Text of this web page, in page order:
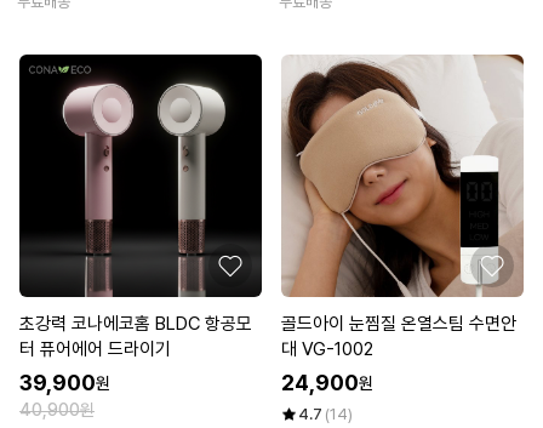
초강력 코나에코홈 BLDC 항공모
터 퓨어에어 드라이기
39,900원
40,900원
골드아이 눈찜질 온열스팀 수면안
대 VG-1002
24,900원
4.7 (14)